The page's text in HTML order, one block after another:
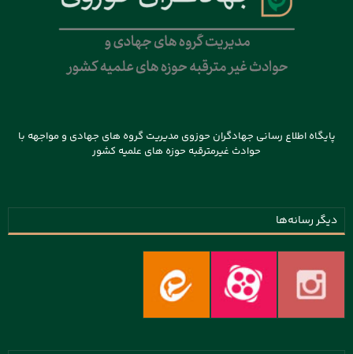
پایگاه اطلاع رسانی جهادگران حوزوی مدیریت گروه های جهادی و مواجهه با
حوادث غیرمترقبه حوزه های علمیه کشور
دیگر رسانه‌ها